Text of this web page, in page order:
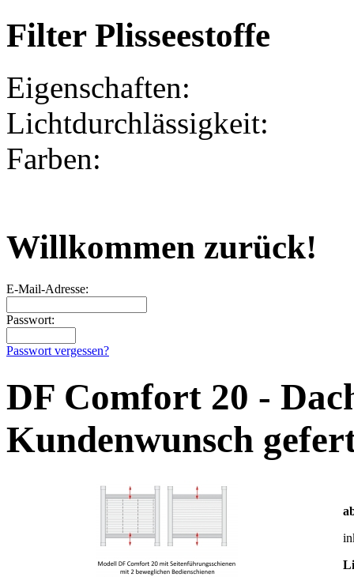
Filter Plisseestoffe
Eigenschaften:
Lichtdurchlässigkeit:
Farben:
Willkommen zurück!
E-Mail-Adresse:
Passwort:
Passwort vergessen?
DF Comfort 20 -
Kundenwunsch